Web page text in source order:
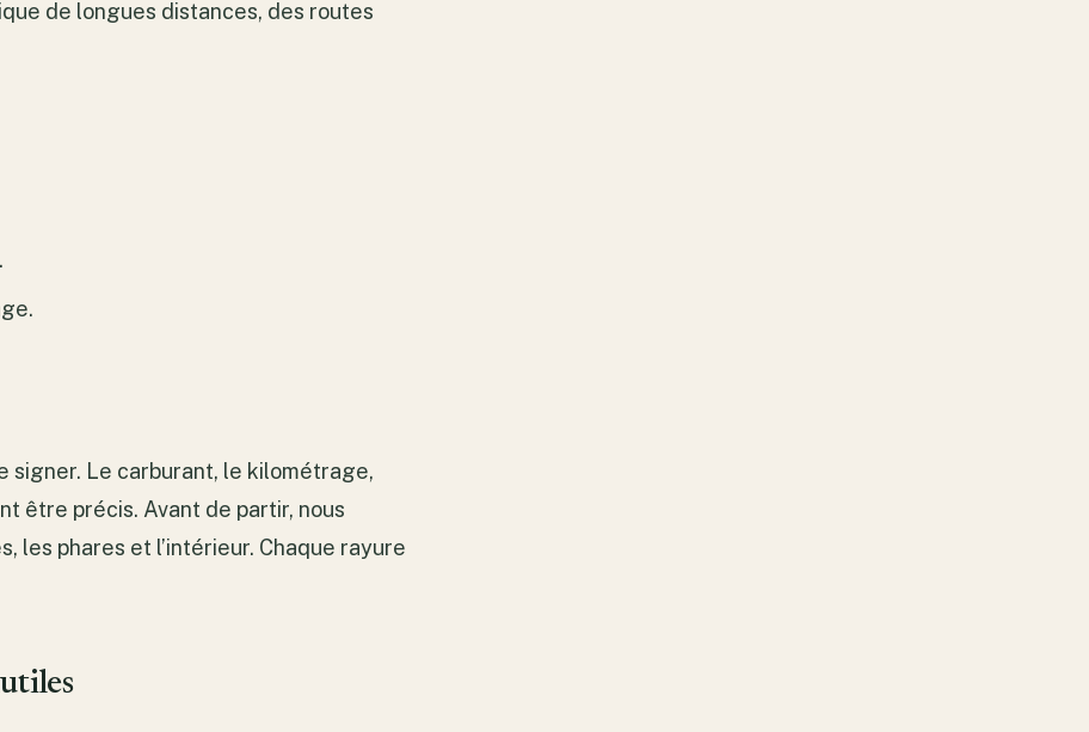
de longues distances, des routes
signer. Le carburant, le kilométrage,
être précis. Avant de partir, nous
les phares et l’intérieur. Chaque rayure